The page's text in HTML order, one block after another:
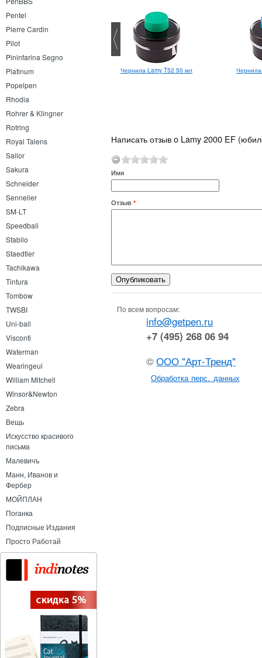
Pentel
Pierre Cardin
Pilot
Pininfarina Segno
Platinum
Popelpen
Rhodia
Rohrer & Klingner
Rotring
Royal Talens
Sailor
Sakura
Schneider
Sennelier
SM-LT
Speedball
Stabilo
Staedtler
Tachikawa
Tintura
Tombow
TWSBI
Uni-ball
Visconti
Waterman
Wearingeul
William Mitchell
Winsor&Newton
Zebra
Вещь
Искусство красивого
письма
Малевичъ
Манн, Иванов и
Фербер
МОЙПЛАН
Поганка
Подписные Издания
Просто Работай
Lamy 2000 EF Чернила Lamy T52 50 мл
Написать отзыв o Lamy 2000 EF
Имя
Отзыв *
По всем вопросам:
info@getpen.ru
+7 (495) 268 06 94
©ООО "Арт-Тренд"
Обработка перс. данных